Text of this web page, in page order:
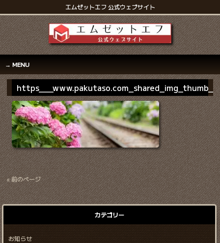
エムゼットエフ 公式ウェブサイト
MENU
« 前のページ
カテゴリー
お知らせ